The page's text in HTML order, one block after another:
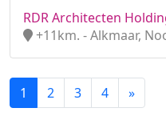
RDR Architecten
+11km. - Alkmaar,
1 2 3 4 »